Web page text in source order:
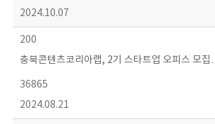
2024.10.07
200
충북콘텐츠코리아랩, 2기 스타트업 오피스 모
36865
2024.08.21